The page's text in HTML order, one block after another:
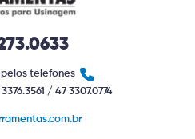
telefones
/ 47 3307.0774